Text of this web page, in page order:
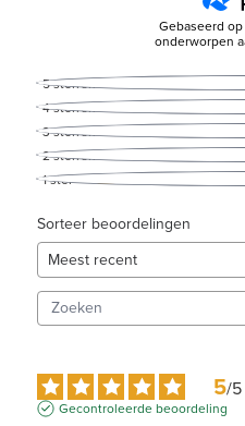
Gebaseerd op
onderworpen
5sterren
4sterren
3sterren
2sterren
1ster
Sorteer beoordelingen
5/5
Gecontroleerde beoordeling